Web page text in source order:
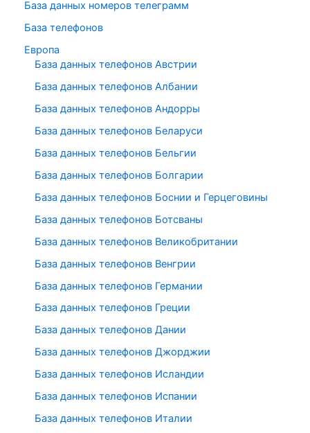
База данных номеров телеграмм
База телефонов
Европа
База данных телефонов Австрии
База данных телефонов Албании
База данных телефонов Андорры
База данных телефонов Беларуси
База данных телефонов Бельгии
База данных телефонов Болгарии
База данных телефонов Боснии и Герцеговины
База данных телефонов Ботсваны
База данных телефонов Великобритании
База данных телефонов Венгрии
База данных телефонов Германии
База данных телефонов Греции
База данных телефонов Дании
База данных телефонов Джорджии
База данных телефонов Исландии
База данных телефонов Испании
База данных телефонов Италии